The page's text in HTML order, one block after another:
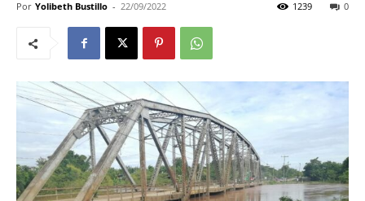
Por Yolibeth Bustillo - 22/09/2022 0
1239